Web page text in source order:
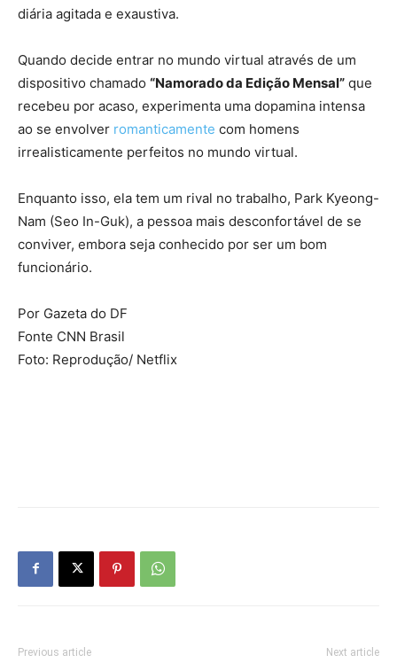
diária agitada e exaustiva.
Quando decide entrar no mundo virtual através de um
dispositivo chamado “Namorado da Edição Mensal” que
recebeu por acaso, experimenta uma dopamina intensa
ao se envolver romanticamente com homens
irrealisticamente perfeitos no mundo virtual.
Enquanto isso, ela tem um rival no trabalho, Park Kyeong-
Nam (Seo In-Guk), a pessoa mais desconfortável de se
conviver, embora seja conhecido por ser um bom
funcionário.
Por Gazeta do DF
Fonte CNN Brasil
Foto: Reprodução/ Netflix
Previous article Next article